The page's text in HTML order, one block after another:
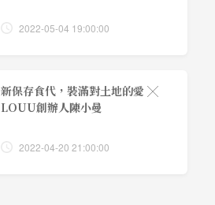
2022-05-04 19:00:00
新保存食代，裝滿對土地的愛 ╳
LOUU創辦人陳小曼
2022-04-20 21:00:00